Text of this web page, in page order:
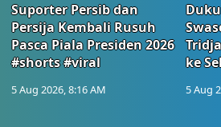
Suporter Persib dan
Persija Kembali Rusuh
Pasca Piala Presiden 2026
#shorts #viral
5 Aug 2026, 8:16 AM
ke
5 Aug